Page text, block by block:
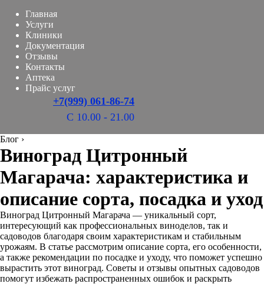
Главная
Услуги
Клиники
Документация
Отзывы
Контакты
Аптека
Прайс услуг
+7(999) 061-86-74
С 10.00 - 21.00
Блог ›
Виноград Цитронный
Магарача: характеристика и
описание сорта, посадка и уход
Виноград Цитронный Магарача — уникальный сорт,
интересующий как профессиональных виноделов, так и
садоводов благодаря своим характеристикам и стабильным
урожаям. В статье рассмотрим описание сорта, его особенности,
а также рекомендации по посадке и уходу, что поможет успешно
вырастить этот виноград. Советы и отзывы опытных садоводов
помогут избежать распространенных ошибок и раскрыть